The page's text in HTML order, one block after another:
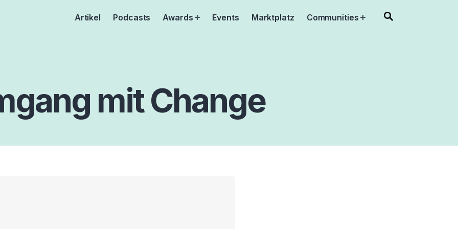
Artikel Podcasts Awards OpenEvents Marktplatz Communities Open
mit Change